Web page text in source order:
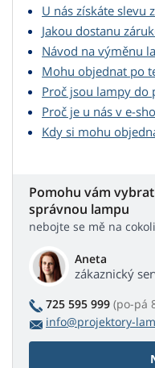
U nás získáte slevu
Jakou dostanu
Návod na výměnu
Mohu objednat po
Proč jsou lampy do
Proč je u nás v e-
Kdy si mohu
Pomohu vám vybrat
správnou lampu
nebojte se mě na
Aneta
zákaznický
725 595 999 (po-pá
info@projektory-